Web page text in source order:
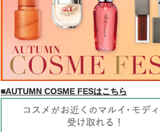
■AUTUMN COSME FESはこちら